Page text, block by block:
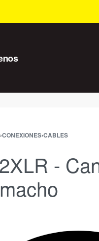
›CONEXIONES›CABLES
-